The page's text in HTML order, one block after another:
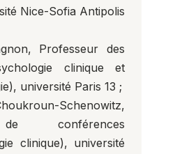
Nice-Sofia Antipolis
Professeur des
clinique et
université Paris 13 ;
Schenowitz,
conférences
clinique), université